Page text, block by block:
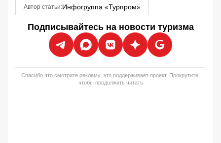
Автор статьи:Инфогруппа «Турпром»
Подписывайтесь на новости туризма
Спасибо что смотрите рекламу, это поддерживает проект. Прокрутите,
чтобы продолжить читать